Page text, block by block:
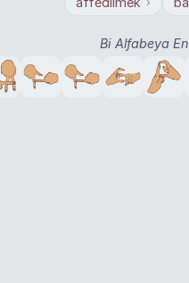
Bi Alfabeya